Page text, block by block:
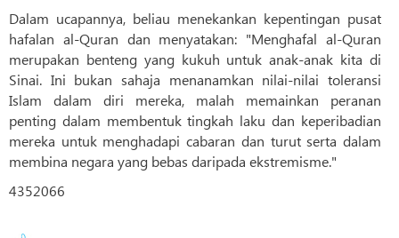
Dalam ucapannya, beliau menekankan kepentingan pusat
hafalan al-Quran dan menyatakan: "Menghafal al-Quran
merupakan benteng yang kukuh untuk anak-anak kita di
Sinai. Ini bukan sahaja menanamkan nilai-nilai toleransi
Islam dalam diri mereka, malah memainkan peranan
penting dalam membentuk tingkah laku dan keperibadian
mereka untuk menghadapi cabaran dan turut serta dalam
membina negara yang bebas daripada ekstremisme."
4352066